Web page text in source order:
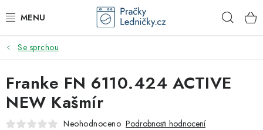
na
DODAVATEL
VESTAVNÉ SPOTŘEBIČE
VOLNĚ STOJÍCÍ SPOTŘEBIČE
Se sprchou
Franke FN 6110.424 ACTIVE
NEW Kašmír
Neohodnoceno Podrobnosti hodnocení